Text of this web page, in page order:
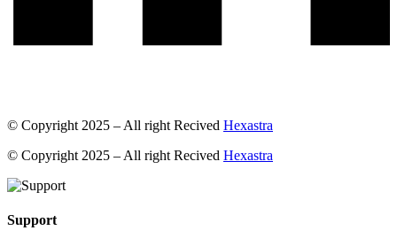
© Copyright 2025 – All right Recived Hexastra
© Copyright 2025 – All right Recived Hexastra
Support